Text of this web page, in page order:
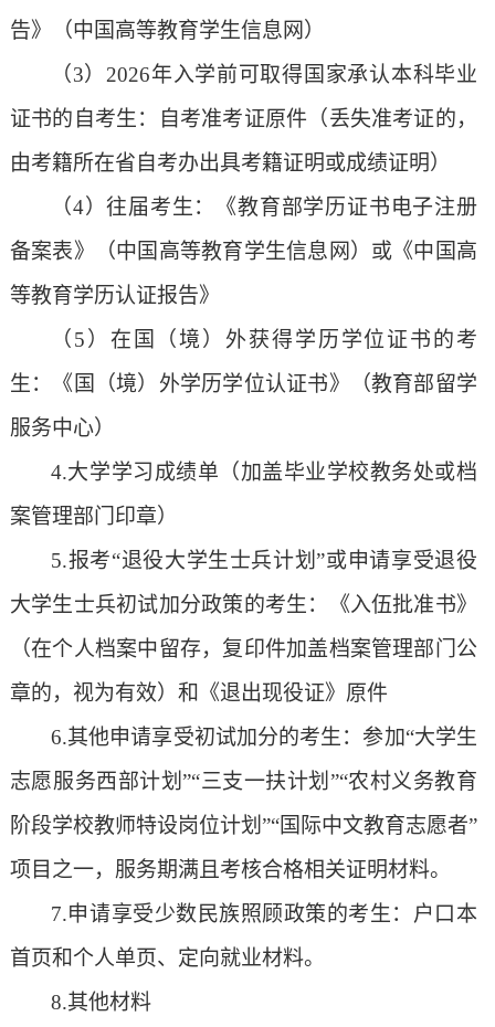
告》（中国高等教育学生信息网）
（3）2026年入学前可取得国家承认本科毕业
证书的自考生：自考准考证原件（丢失准考证的，
由考籍所在省自考办出具考籍证明或成绩证明）
（4）往届考生：《教育部学历证书电子注册
备案表》（中国高等教育学生信息网）或《中国高
等教育学历认证报告》
（ 5 ）在国（境）外获得学历学位证书的考
生：《国（境）外学历学位认证书》（教育部留学
服务中心）
4.大学学习成绩单（加盖毕业学校教务处或档
案管理部门印章）
5.报考“退役大学生士兵计划”或申请享受退役
大学生士兵初试加分政策的考生：《入伍批准书》
（在个人档案中留存，复印件加盖档案管理部门公
章的，视为有效）和《退出现役证》原件
6.其他申请享受初试加分的考生： 参加“大学生
志愿服务西部计划”“三支一扶计划”“农村义务教育
阶段学校教师特设岗位计划”“国际中文教育志愿者”
项目之一，服务期满且考核合格相关证明材料。
7.申请享受少数民族照顾政策的考生：户口本
首页和个人单页、定向就业材料。
8.其他材料